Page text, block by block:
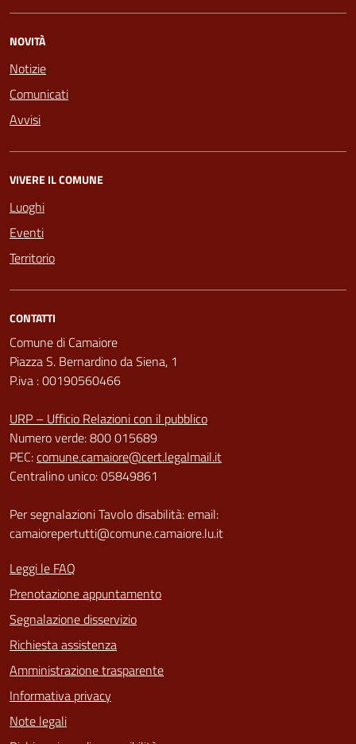
NOVITÀ
Notizie
Comunicati
Avvisi
VIVERE IL COMUNE
Luoghi
Eventi
Territorio
CONTATTI
Comune di Camaiore
Piazza S. Bernardino da Siena, 1
P.iva : 00190560466
URP – Ufficio Relazioni con il pubblico
Numero verde: 800 015689
PEC:comune.camaiore@cert.legalmail.it
Centralino unico: 05849861
Per segnalazioni Tavolo disabilità: email:
camaiorepertutti@comune.camaiore.lu.it
Leggi le FAQ
Prenotazione appuntamento
Segnalazione disservizio
Richiesta assistenza
Amministrazione trasparente
Informativa privacy
Note legali